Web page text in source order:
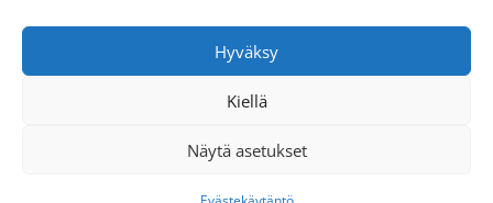
Hyväksy
Kiellä
Näytä asetukset
Löydät lähimmän jälleenmyyjän helposti ja voit
varata ajan henkilökohtaiseen
ja aloita oman unelmakaappistosi
suunnittelu tänään.